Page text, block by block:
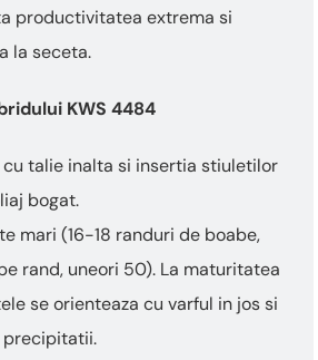
productivitatea extrema si
la seceta.
KWS 4484
cu talie inalta si insertia stiuletilor
bogat.
mari (16-18 randuri de boabe,
rand, uneori 50). La maturitatea
se orienteaza cu varful in jos si
precipitatii.